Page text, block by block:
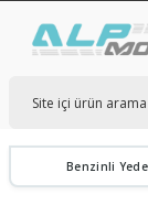
Benzinli